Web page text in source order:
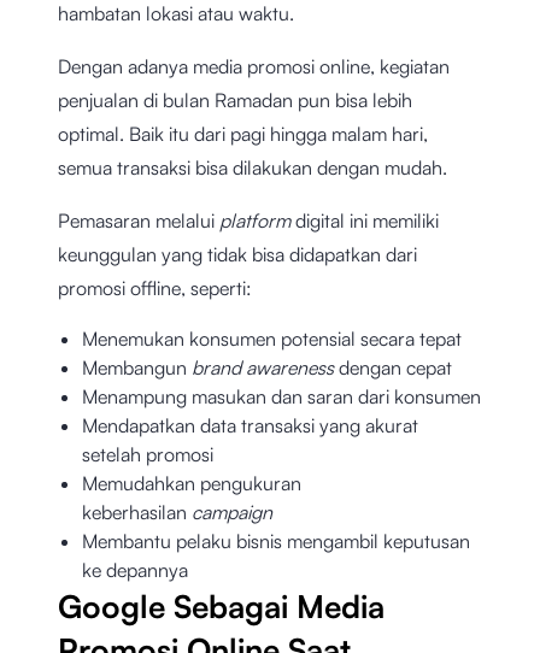
hambatan lokasi atau waktu.
Dengan adanya media promosi online, kegiatan
penjualan di bulan Ramadan pun bisa lebih
optimal. Baik itu dari pagi hingga malam hari,
semua transaksi bisa dilakukan dengan mudah.
Pemasaran melalui platformdigital ini memiliki
keunggulan yang tidak bisa didapatkan dari
promosi offline, seperti:
Menemukan konsumen potensial secara tepat
Membangun brand awarenessdengan cepat
Menampung masukan dan saran dari konsumen
Mendapatkan data transaksi yang akurat
setelah promosi
Memudahkan pengukuran
keberhasilan campaign
Membantu pelaku bisnis mengambil keputusan
ke depannya
Google Sebagai Media